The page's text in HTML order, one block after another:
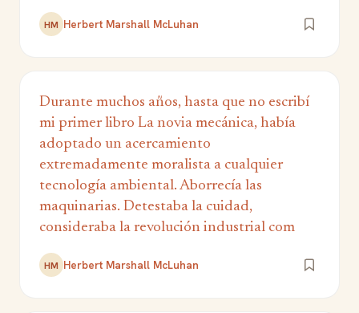
HM Herbert Marshall McLuhan
Durante muchos años, hasta que no escribí
mi primer libro La novia mecánica, había
adoptado un acercamiento
extremadamente moralista a cualquier
tecnología ambiental. Aborrecía las
maquinarias. Detestaba la cuidad,
consideraba la revolución industrial com
HM Herbert Marshall McLuhan